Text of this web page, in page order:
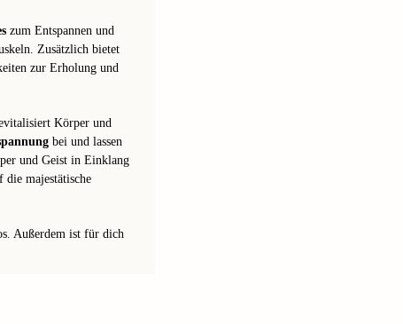
zum Entspannen und
Zusätzlich bietet
zur Erholung und
Körper und
bei und lassen
und Geist in Einklang
die majestätische
Außerdem ist für dich